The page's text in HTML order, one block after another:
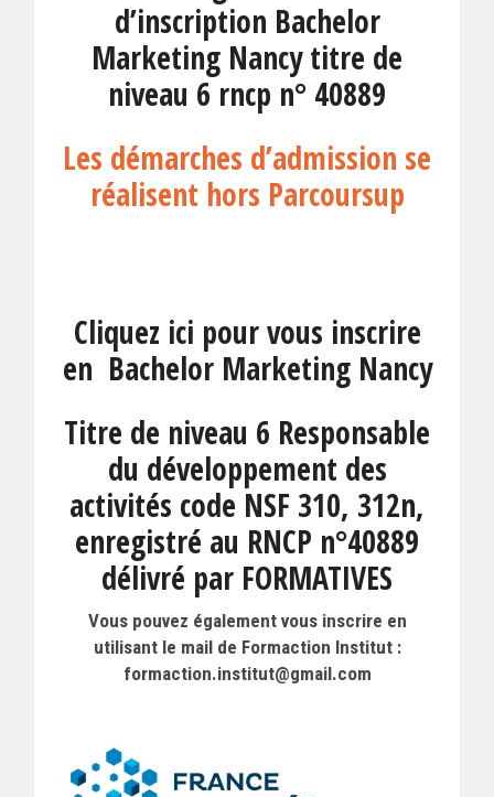
d’inscription Bachelor
Marketing Nancy titre de
niveau 6 rncp n° 40889
Les démarches d’admission se
réalisent hors Parcoursup
Cliquez ici pour vous inscrire
en Bachelor Marketing Nancy
Titre de niveau 6 Responsable
du développement des
activités code NSF 310, 312n,
enregistré au RNCP n°40889
délivré par FORMATIVES
Vous pouvez également vous inscrire en
utilisant le mail de Formaction Institut :
formaction.institut@gmail.com